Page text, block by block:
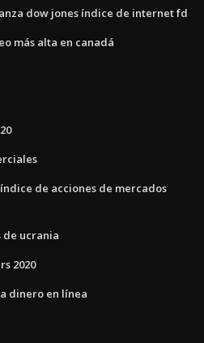
dow jones índice de internet fd
más alta en canadá
de acciones de mercados
de ucrania
2020
dinero en línea